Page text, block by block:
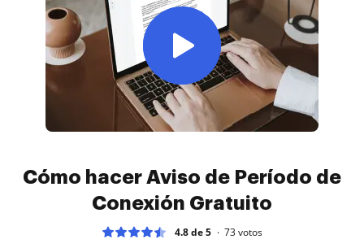
Cómo hacer Aviso de Período de
Conexión Gratuito
4.8 de 5 73votos